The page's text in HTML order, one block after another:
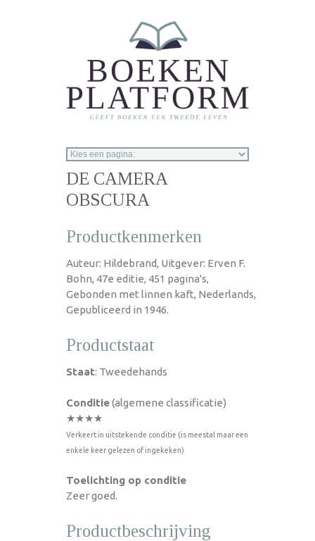
DE CAMERA
OBSCURA
Productkenmerken
Auteur: Hildebrand, Uitgever: Erven F.
Bohn, 47e editie, 451 pagina's,
Gebonden met linnen kaft, Nederlands,
Gepubliceerd in 1946.
Productstaat
Staat: Tweedehands
Conditie(algemene classificatie)
★★★★
Verkeert in uitstekende conditie (is meestal maar een
enkele keer gelezen of ingekeken)
Toelichting op conditie
Zeer goed.
Productbeschrijving